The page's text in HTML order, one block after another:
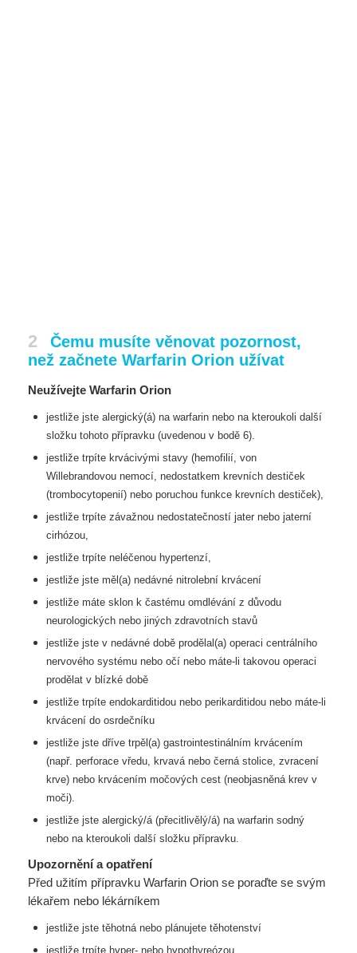
2
Čemu musíte věnovat pozornost,
než začnete Warfarin Orion užívat
Neužívejte Warfarin Orion
jestliže jste alergický(á) na warfarin nebo na kteroukoli další
složku tohoto přípravku (uvedenou v bodě 6).
jestliže trpíte krvácivými stavy (hemofilií, von
Willebrandovou nemocí, nedostatkem krevních destiček
(trombocytopenií) nebo poruchou funkce krevních destiček),
jestliže trpíte závažnou nedostatečností jater nebo jaterní
cirhózou,
jestliže trpíte neléčenou hypertenzí,
jestliže jste měl(a) nedávné nitrolební krvácení
jestliže máte sklon k častému omdlévání z důvodu
neurologických nebo jiných zdravotních stavů
jestliže jste v nedávné době prodělal(a) operaci centrálního
nervového systému nebo očí nebo máte-li takovou operaci
prodělat v blízké době
jestliže trpíte endokarditidou nebo perikarditidou nebo máte-li
krvácení do osrdečníku
jestliže jste dříve trpěl(a) gastrointestinálním krvácením
(např. perforace vředu, krvavá nebo černá stolice, zvracení
krve) nebo krvácením močových cest (neobjasněná krev v
moči).
jestliže jste alergický/á (přecitlivělý/á) na warfarin sodný
nebo na kteroukoli další složku přípravku.
Upozornění a opatření
Před užitím přípravku Warfarin Orion se poraďte se svým
lékařem nebo lékárníkem
jestliže jste těhotná nebo plánujete těhotenství
jestliže trpíte hyper- nebo hypothyreózou